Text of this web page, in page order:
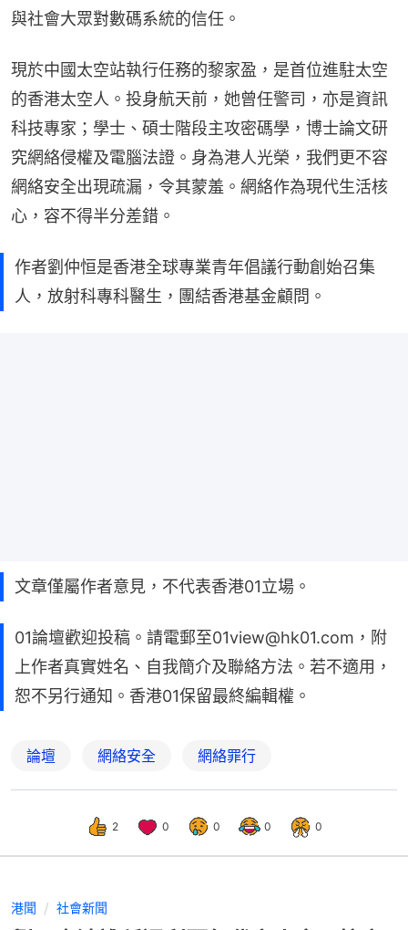
與社會大眾對數碼系統的信任。
現於中國太空站執行任務的黎家盈，是首位進駐太空
的香港太空人。投身航天前，她曾任警司，亦是資訊
科技專家；學士、碩士階段主攻密碼學，博士論文研
究網絡侵權及電腦法證。身為港人光榮，我們更不容
網絡安全出現疏漏，令其蒙羞。網絡作為現代生活核
心，容不得半分差錯。
作者劉仲恒是香港全球專業青年倡議行動創始召集
人，放射科專科醫生，團結香港基金顧問。
文章僅屬作者意見，不代表香港01立場。
01論壇歡迎投稿。請電郵至01view@hk01.com，附
上作者真實姓名、自我簡介及聯絡方法。若不適用，
恕不另行通知。香港01保留最終編輯權。
論壇 網絡安全 網絡罪行
2 0 0 0 0
港聞 社會新聞